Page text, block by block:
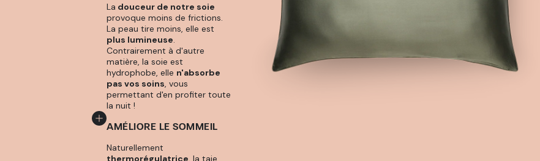
La douceur de notre soie
provoque moins de frictions.
La peau tire moins, elle est
plus lumineuse.
Contrairement à d'autre
matière, la soie est
hydrophobe, elle n'absorbe
pas vos soins, vous
permettant d'en profiter toute
la nuit !
AMÉLIORE LE SOMMEIL
Naturellement
thermorégulatrice, la taie